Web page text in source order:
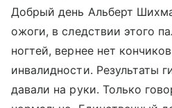
Добрый день Альберт
ожоги, в следствии этого
ногтей, вернее нет
инвалидности. Результаты
давали на руки. Только